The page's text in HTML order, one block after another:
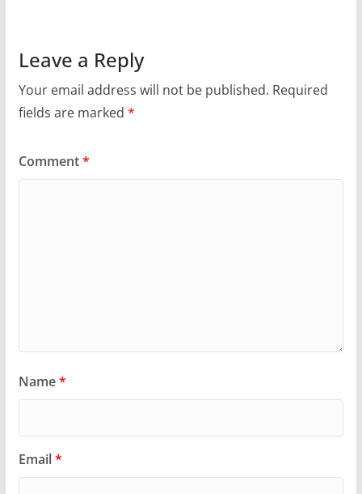
Leave a Reply
Your email address will not be published. Required
fields are marked *
Comment*
Name*
Email*